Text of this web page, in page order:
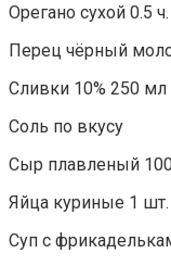
Орегано сухой 0.5 ч.
Перец чёрный
Сливки 10% 250 мл
Соль по вкусу
Сыр плавленый
Яйца куриные 1 шт.
Суп с